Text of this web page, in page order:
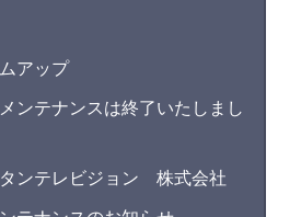
アップ
ンテナンスは終了いたしまし
ンテレビジョン 株式会社